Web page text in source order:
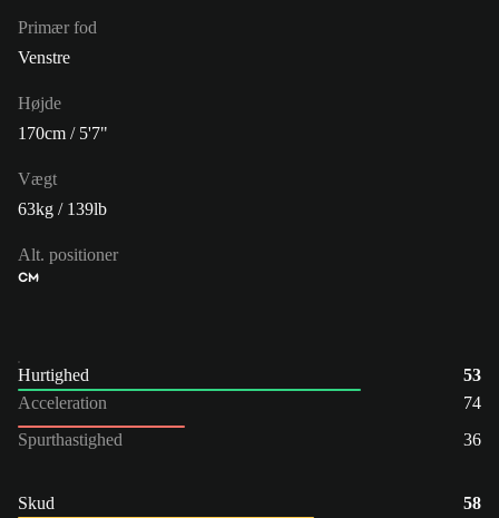
Primær fod
Venstre
Højde
170cm / 5'7"
Vægt
63kg / 139lb
Alt. positioner
CM
Hurtighed
53
Acceleration
74
Spurthastighed
36
Skud
58